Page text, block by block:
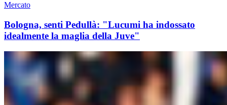
Mercato
Bologna, senti Pedullà: "Lucumi ha indossato
idealmente la maglia della Juve"